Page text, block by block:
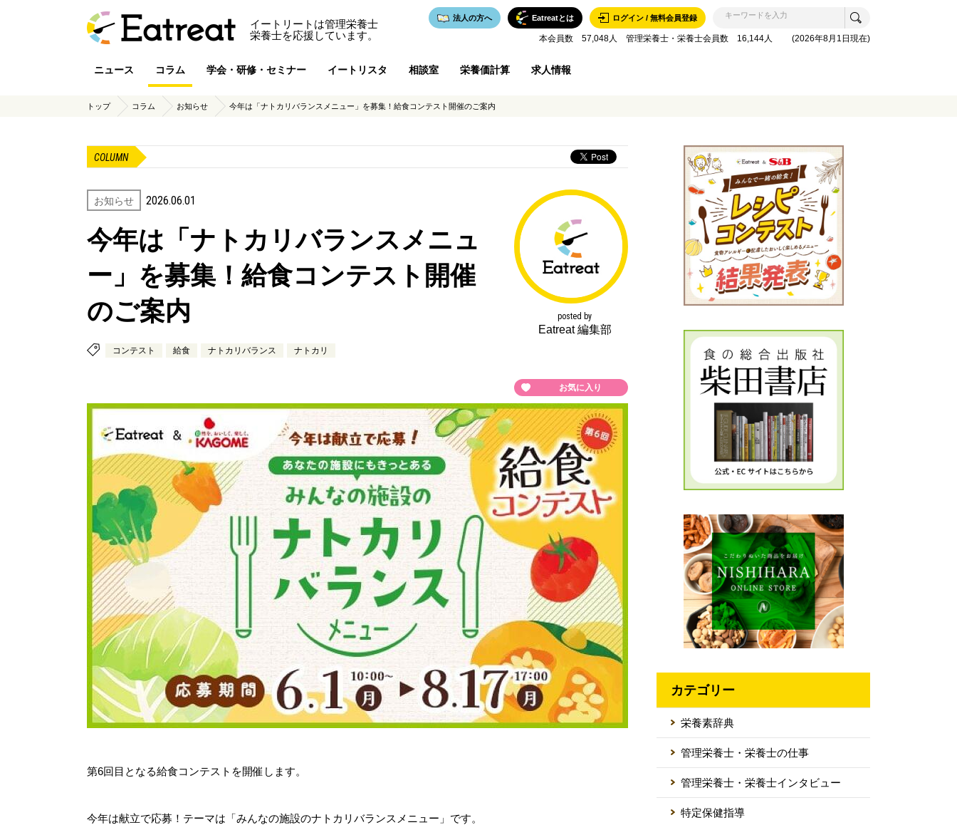
イートリートは管理栄養士
栄養士を応援しています。
ログイン / 無料会員登録
Eatreatとは
法人の方へ
本会員数 57,048人 管理栄養士・栄養士会員数 16,144人 (2026年8月1日現在)
ニュース コラム 学会・研修・セミナー イートリスタ 相談室 栄養価計算 求人情報
トップ コラム お知らせ 今年は「ナトカリバランスメニュー」を募集！給食コンテスト開催のご案内
COLUMN
お知らせ 2026.06.01
今年は「ナトカリバランスメニュ
ー」を募集！給食コンテスト開催
のご案内
コンテスト 給食 ナトカリバランス ナトカリ
posted by
Eatreat 編集部
お気に入り
第6回目となる給食コンテストを開催します。
今年は献立で応募！テーマは「みんなの施設のナトカリバランスメニュー」です。
カテゴリー
栄養素辞典
管理栄養士・栄養士の仕事
管理栄養士・栄養士インタビュー
特定保健指導